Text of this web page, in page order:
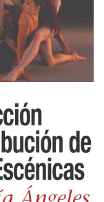
del Centro
tuvo a bien
es una figura
dejando una
en
desde
de Teatro de